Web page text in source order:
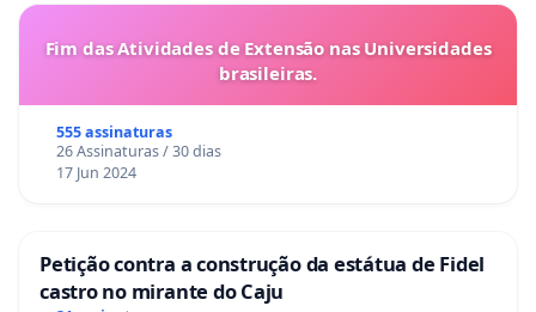
Fim das Atividades de Extensão nas Universidades
brasileiras.
555 assinaturas
26 Assinaturas / 30 dias
17 Jun 2024
Petição contra a construção da estátua de Fidel
castro no mirante do Caju